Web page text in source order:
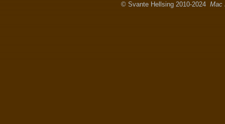
© Svante Hellsing 2010-2024 Mac